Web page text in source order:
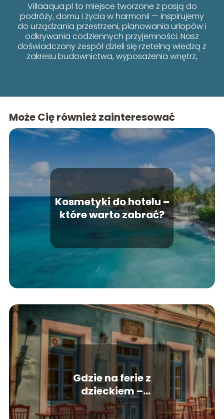
Villaaqua.pl to miejsce tworzone z pasją do
podróży, domu i życia w harmonii — inspirujemy
do urządzania przestrzeni, planowania urlopów i
odkrywania codziennych przyjemności. Nasz
doświadczony zespół dzieli się rzetelną wiedzą z
zakresu budownictwa, wyposażenia wnętrz,
Może Cię również zainteresować
Kosmetyki do hotelu –
które warto zabrać?
Gdzie na ferie z
dzieckiem –
propozycje, które